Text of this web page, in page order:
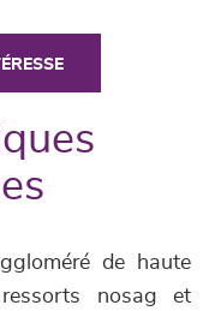
de haute
nosag et